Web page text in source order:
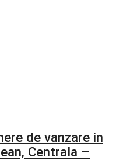
de vanzare in
Centrala –